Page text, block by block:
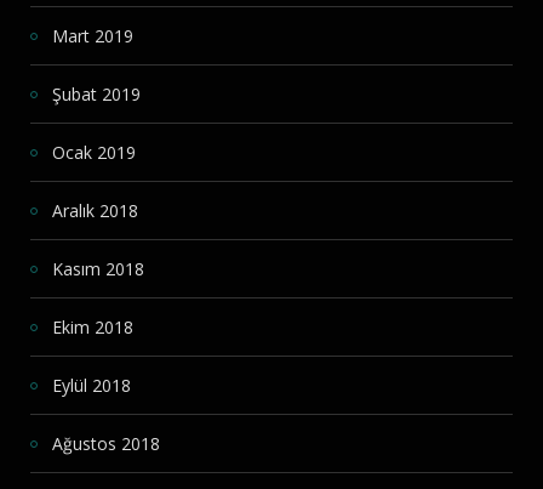
Mart 2019
Şubat 2019
Ocak 2019
Aralık 2018
Kasım 2018
Ekim 2018
Eylül 2018
Ağustos 2018